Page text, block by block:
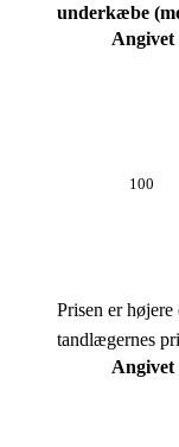
underkæbe
Angivet
100
Prisen er højere
tandlægernes
Angivet